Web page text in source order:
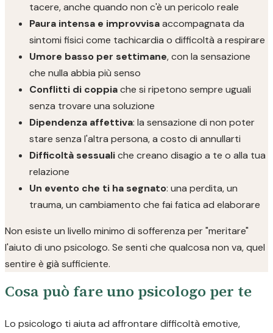
tacere, anche quando non c'è un pericolo reale
Paura intensa e improvvisaaccompagnata da
sintomi fisici come tachicardia o difficoltà a respirare
Umore basso per settimane, con la sensazione
che nulla abbia più senso
Conflitti di coppiache si ripetono sempre uguali
senza trovare una soluzione
Dipendenza affettiva: la sensazione di non poter
stare senza l'altra persona, a costo di annullarti
Difficoltà sessualiche creano disagio a te o alla tua
relazione
Un evento che ti ha segnato: una perdita, un
trauma, un cambiamento che fai fatica ad elaborare
Non esiste un livello minimo di sofferenza per "meritare"
l'aiuto di uno psicologo. Se senti che qualcosa non va, quel
sentire è già sufficiente.
Cosa può fare uno psicologo per te
Lo psicologo ti aiuta ad affrontare difficoltà emotive,